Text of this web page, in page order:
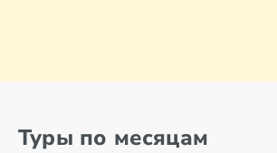
Туры по месяцам